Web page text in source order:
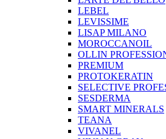
LEBEL
LEVISSIME
LISAP MILANO
MOROCCANOIL
OLLIN
PREMIUM
PROTOKERATIN
SELECTIVE
SESDERMA
SMART MINERALS
TEANA
VIVANEL